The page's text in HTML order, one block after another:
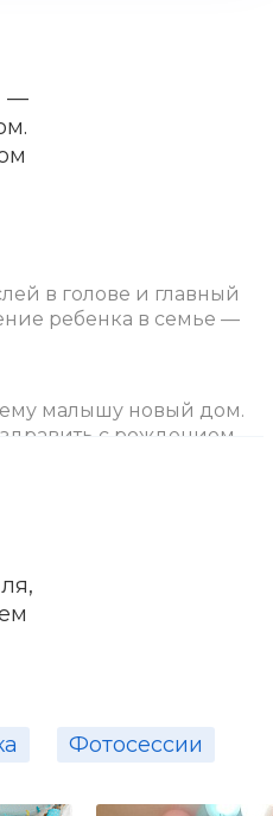
—
в голове и главный
ребенка в семье —
малышу новый дом.
с рождением
Фотосессии